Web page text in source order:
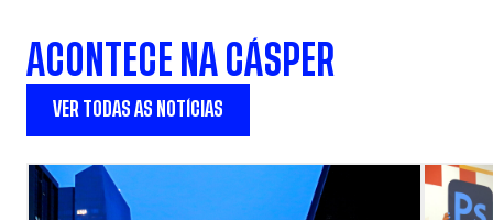
ACONTECE NA CÁSPER
VER TODAS AS NOTÍCIAS